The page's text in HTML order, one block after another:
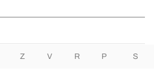
Z V R P S